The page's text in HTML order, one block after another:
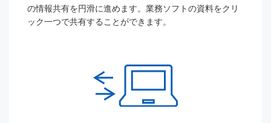
の情報共有を円滑に進めます。業務ソフトの資料をクリ
ック一つで共有することができます。